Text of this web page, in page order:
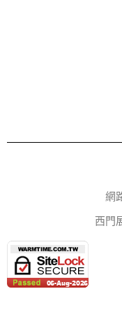
網
西門